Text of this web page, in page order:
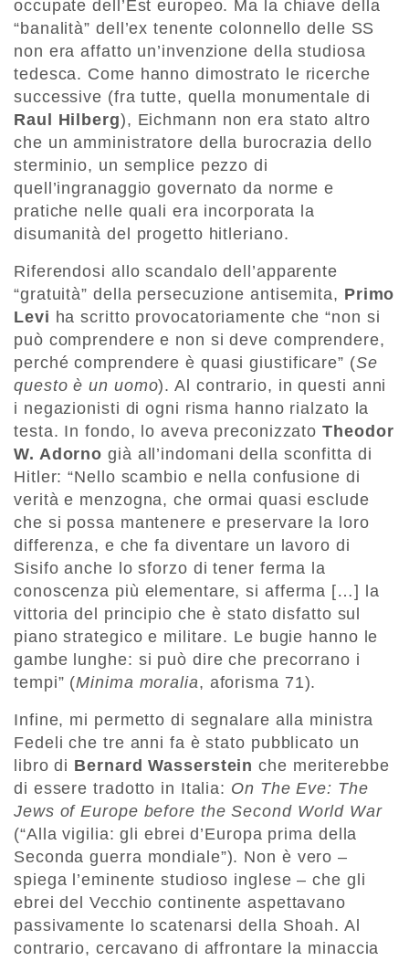
occupate dell’Est europeo. Ma la chiave della
“banalità” dell’ex tenente colonnello delle SS
non era affatto un’invenzione della studiosa
tedesca. Come hanno dimostrato le ricerche
successive (fra tutte, quella monumentale di
Raul Hilberg), Eichmann non era stato altro
che un amministratore della burocrazia dello
sterminio, un semplice pezzo di
quell’ingranaggio governato da norme e
pratiche nelle quali era incorporata la
disumanità del progetto hitleriano.
Riferendosi allo scandalo dell’apparente
“gratuità” della persecuzione antisemita, Primo
Levi ha scritto provocatoriamente che “non si
può comprendere e non si deve comprendere,
perché comprendere è quasi giustificare” (Se
questo è un uomo). Al contrario, in questi anni
i negazionisti di ogni risma hanno rialzato la
testa. In fondo, lo aveva preconizzatoTheodor
W. Adorno già all’indomani della sconfitta di
Hitler: “Nello scambio e nella confusione di
verità e menzogna, che ormai quasi esclude
che si possa mantenere e preservare la loro
differenza, e che fa diventare un lavoro di
Sisifo anche lo sforzo di tener ferma la
conoscenza più elementare, si afferma […] la
vittoria del principio che è stato disfatto sul
piano strategico e militare. Le bugie hanno le
gambe lunghe: si può dire che precorrano i
tempi” (Minima moralia, aforisma 71).
Infine, mi permetto di segnalare alla ministra
Fedeli che tre anni fa è stato pubblicato un
libro di Bernard Wasserstein che meriterebbe
di essere tradotto in Italia: On The Eve: The
Jews of Europe before the Second World War
(“Alla vigilia: gli ebrei d’Europa prima della
Seconda guerra mondiale”). Non è vero –
spiega l’eminente studioso inglese – che gli
ebrei del Vecchio continente aspettavano
passivamente lo scatenarsi della Shoah. Al
contrario, cercavano di affrontare la minaccia